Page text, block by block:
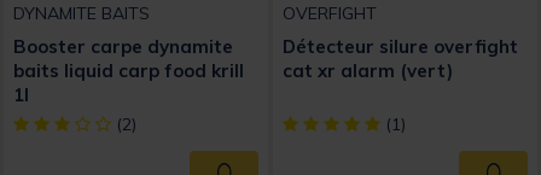
DYNAMITE BAITS
Booster carpe dynamite
baits liquid carp food krill
1l
[object Object] out of 5 Customer Rating
(2)
OVERFIGHT
Détecteur silure overfight
cat xr alarm (vert)
[object Object] out of 5
(1)